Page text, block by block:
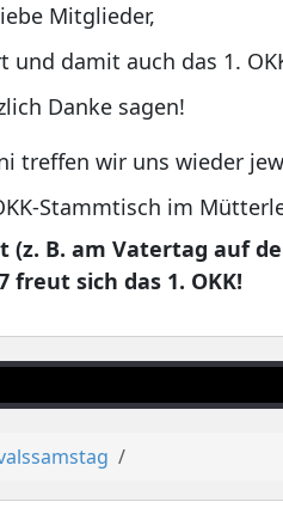
Mitglieder,
damit auch das 1.
Danke sagen!
treffen wir uns wieder
Stammtisch im
B. am Vatertag auf
freut sich das 1. OKK!